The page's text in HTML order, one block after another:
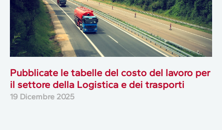
Pubblicate le tabelle del costo del lavoro per
il settore della Logistica e dei trasporti
19 Dicembre 2025